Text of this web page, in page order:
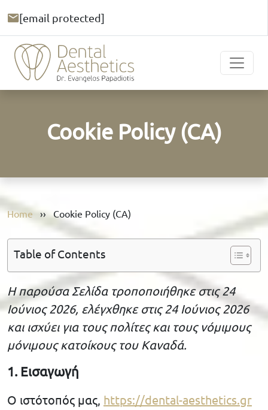
[email protected]
Cookie Policy (CA)
Home ››Cookie Policy (CA)
Table of Contents
Η παρούσα Σελίδα τροποποιήθηκε στις 24
Ιούνιος 2026, ελέγχθηκε στις 24 Ιούνιος 2026
και ισχύει για τους πολίτες και τους νόμιμους
μόνιμους κατοίκους του Καναδά.
1. Εισαγωγή
Ο ιστότοπός μας, https://dental-aesthetics.gr